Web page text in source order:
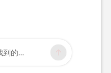
到的...